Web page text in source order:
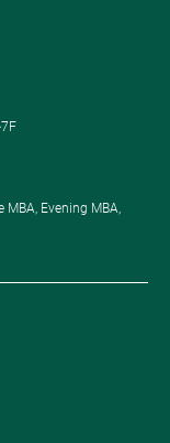
MBA, Evening MBA,